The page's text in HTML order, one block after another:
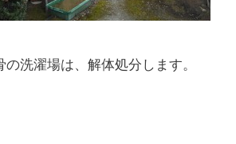
の洗濯場は、解体処分します。